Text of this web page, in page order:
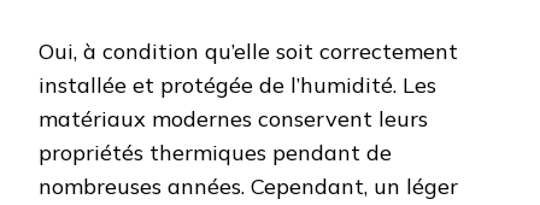
Oui, à condition qu’elle soit correctement
installée et protégée de l’humidité. Les
matériaux modernes conservent leurs
propriétés thermiques pendant de
nombreuses années. Cependant, un léger